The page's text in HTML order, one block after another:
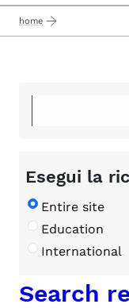
home
Esegui la
Entire site
Education
International
Search